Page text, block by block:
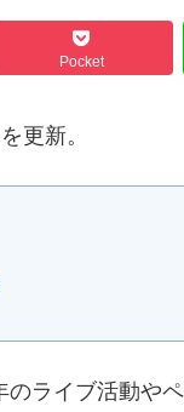
Pocket
更新。
のライブ活動